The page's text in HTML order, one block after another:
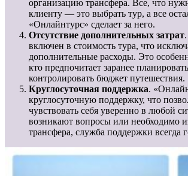
организацию трансфера. Все, что
клиенту — это выбрать тур, а все
«Онлайнтурс» сделает за него.
Отсутствие дополнительных затрат
включен в стоимость тура, что
дополнительные расходы. Это
кто предпочитает заранее
контролировать бюджет путешествия.
Круглосуточная поддержка.
круглосуточную поддержку, что
чувствовать себя уверенно в любой
возникают вопросы или необходимо
трансфера, служба поддержки всегда